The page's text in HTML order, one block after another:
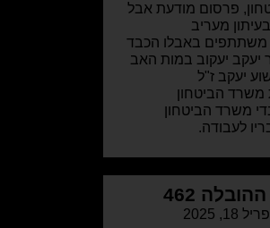
מודעת אבל
באבלו הכבד
במות האב
ז"ל
הביטחון